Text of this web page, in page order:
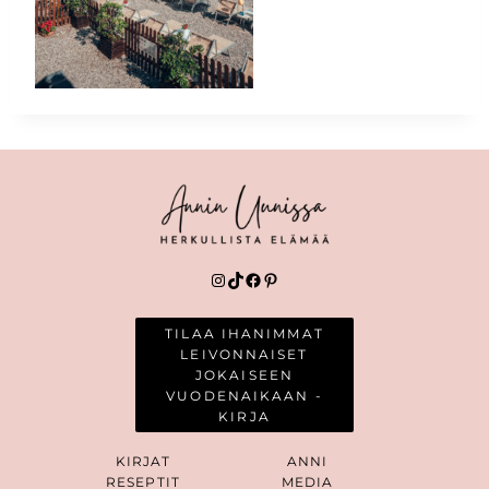
Instagram
TikTok
Facebook
Pinterest
TILAA IHANIMMAT
LEIVONNAISET
JOKAISEEN
VUODENAIKAAN -
KIRJA
KIRJAT
RESEPTIT
ANNI
MEDIA